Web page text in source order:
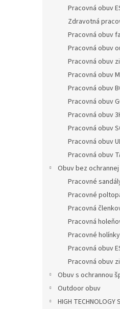
Pracovná obuv
Zdravotná
Pracovná obuv
Pracovná obuv
Pracovná obuv
Pracovná obuv
Pracovná obuv
Pracovná obuv
Pracovná obuv
Pracovná obuv
Pracovná obuv
Pracovná obuv
Obuv bez
Pracovné
Pracovné
Pracovná
Pracovná
Pracovné holínky
Pracovná obuv
Pracovná obuv
Obuv s ochrannou
Outdoor obuv
HIGH TECHNOLOGY